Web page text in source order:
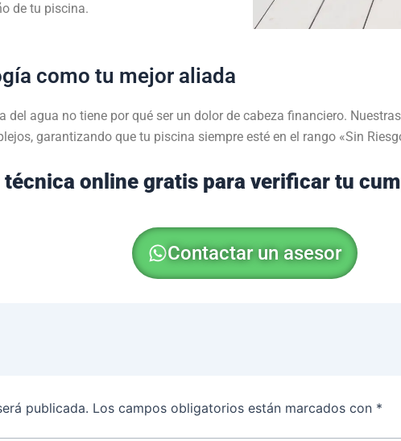
de tu piscina.
como tu mejor aliada
del agua no tiene por qué ser un dolor de cabeza financiero.
garantizando que tu piscina siempre esté en el rango «Sin
técnica online gratis para verificar tu
Contactar un asesor
publicada. Los campos obligatorios están marcados con *